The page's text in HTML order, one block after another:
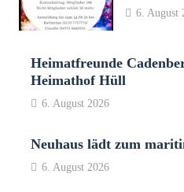
6. August
Heimatfreunde
Heimathof Hüll
6. August 2026
Neuhaus lädt zum
6. August 2026